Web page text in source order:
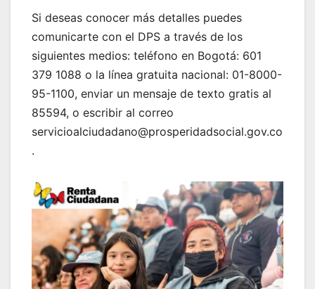
Si deseas conocer más detalles puedes
comunicarte con el DPS a través de los
siguientes medios: teléfono en Bogotá: 601
379 1088 o la línea gratuita nacional: 01-8000-
95-1100, enviar un mensaje de texto gratis al
85594, o escribir al correo
servicioalciudadano@prosperidadsocial.gov.co
.